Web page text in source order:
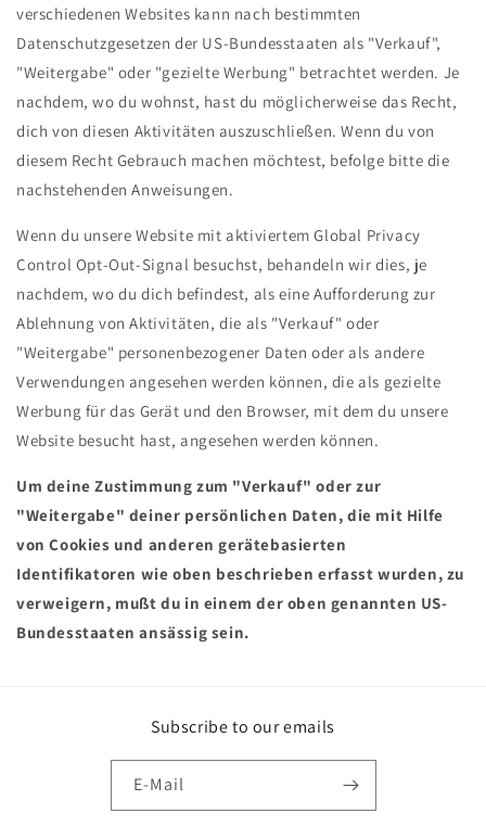
verschiedenen Websites kann nach bestimmten
Datenschutzgesetzen der US-Bundesstaaten als "Verkauf",
"Weitergabe" oder "gezielte Werbung" betrachtet werden. Je
nachdem, wo du wohnst, hast du möglicherweise das Recht,
dich von diesen Aktivitäten auszuschließen. Wenn du von
diesem Recht Gebrauch machen möchtest, befolge bitte die
nachstehenden Anweisungen.
Wenn du unsere Website mit aktiviertem Global Privacy
Control Opt-Out-Signal besuchst, behandeln wir dies, je
nachdem, wo du dich befindest, als eine Aufforderung zur
Ablehnung von Aktivitäten, die als "Verkauf" oder
"Weitergabe" personenbezogener Daten oder als andere
Verwendungen angesehen werden können, die als gezielte
Werbung für das Gerät und den Browser, mit dem du unsere
Website besucht hast, angesehen werden können.
Um deine Zustimmung zum "Verkauf" oder zur
"Weitergabe" deiner persönlichen Daten, die mit Hilfe
von Cookies und anderen gerätebasierten
Identifikatoren wie oben beschrieben erfasst wurden, zu
verweigern, mußt du in einem der oben genannten US-
Bundesstaaten ansässig sein.
Subscribe to our emails
E-Mail